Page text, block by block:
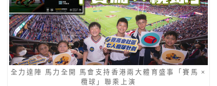
全力達陣 馬力全開 馬會支持香港兩大體育盛事「賽馬 ×
欖球」聯乘上演